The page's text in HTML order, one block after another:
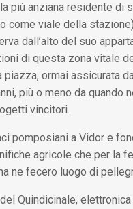
più anziana residente di
come viale della
dall’alto del suo
di questa zona vitale
piazza, ormai assicurata
più o meno da quando
vincitori.
pomposiani a Vidor e
agricole che per la
ne fecero luogo di
Quindicinale,